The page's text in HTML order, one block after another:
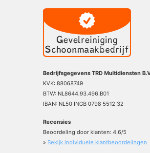
Bedrijfsgegevens TRD Multidiensten
KVK: 88068749
BTW: NL8644.93.496.B01
IBAN: NL50 INGB 0798 5512 32
Recensies
Beoordeling door klanten: 4,6/5
» Bekijk individuele klantbeoordelingen